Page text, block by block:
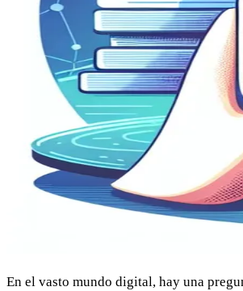
En el vasto mundo digital, hay una